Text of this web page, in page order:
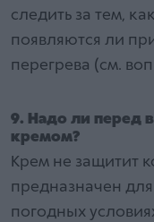
следить за тем,
появляются ли
перегрева (см.
9. Надо ли перед
кремом?
Крем не защитит
предназначен
погодных